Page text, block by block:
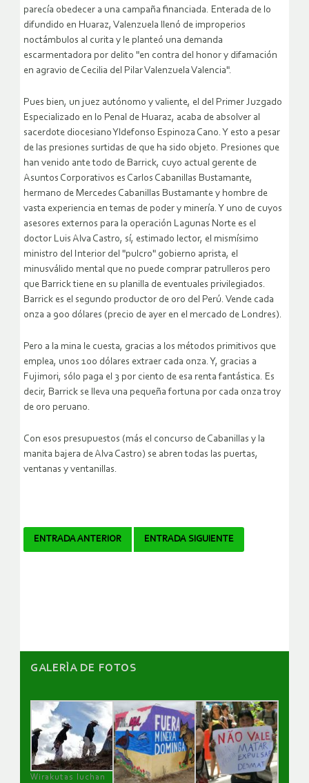
parecía ­obedecer a una campaña financiada. Enterada de lo
difundido en Huaraz, Valenzuela llenó de improperios
noctámbulos al curita y le planteó una demanda
escarmentadora por delito "en contra del honor y difamación
en agravio de Cecilia del Pilar Valenzuela Valencia".
Pues bien, un juez autónomo y valiente, el del Primer Juzgado
Especializado en lo Penal de Huaraz, acaba de absolver al
sacerdote diocesiano Yldefonso Espinoza Cano. Y esto a pesar
de las presiones surtidas de que ha sido ­objeto. Presiones que
han venido ante todo de Barrick, cuyo actual gerente de
Asuntos Corporativos es Carlos Cabanillas Bustamante,
hermano de Mercedes Cabanillas Bustamante y hombre de
vasta experiencia en temas de poder y minería. Y uno de cuyos
asesores externos para la operación Lagunas Norte es el
doctor Luis Alva Castro, sí, estimado lector, el mismísimo
ministro del Interior del "pulcro" gobierno aprista, el
minusválido mental que no puede comprar patrulleros pero
que Barrick tiene en su planilla de ­eventuales privilegiados.
Barrick es el segundo productor de oro del Perú. Vende cada
onza a 900 dólares (precio de ayer en el mercado de Londres).
Pero a la mina le cuesta, gracias a los métodos primitivos que
emplea, unos 100 dólares extraer cada onza. Y, gracias a
Fujimori, sólo paga el 3 por ciento de esa renta fantástica. Es
decir, Barrick se lleva una pequeña fortuna por cada onza troy
de oro peruano.
Con ­esos presupuestos (más el concurso de Cabanillas y la
manita bajera de Alva Castro) se ­abren todas las puertas,
ventanas y ventanillas.
Navegador
ENTRADA ANTERIOR ENTRADA SIGUIENTE
GALERÌA DE FOTOS
Wirakutas luchan